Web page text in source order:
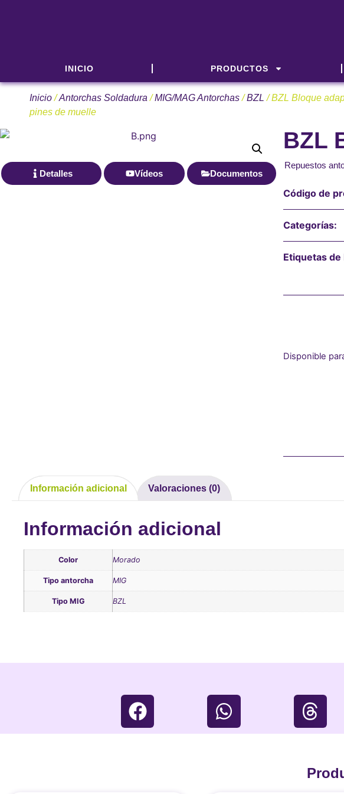
INICIO PRODUCTOS
Inicio/Antorchas Soldadura /MIG/MAG Antorchas/BZL / BZL Bloque
pines de muelle
Detalles Vídeos Documentos
BZL
Repuestos
Código de
Categorías:
Etiquetas
Disponible
Información adicional Valoraciones (0)
Información adicional
Color Morado
Tipo antorcha MIG
Tipo MIG BZL